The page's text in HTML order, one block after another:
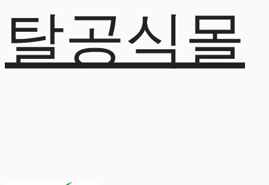
탈공식몰